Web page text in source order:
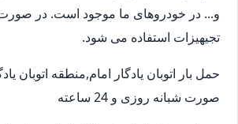
و... در خودروهای ما موجود است. در صورت
تجیهیزات استفاده می شود.
حمل بار اتوبان یادگار امام,منطقه اتوبان
صورت شبانه روزی و 24 ساعته